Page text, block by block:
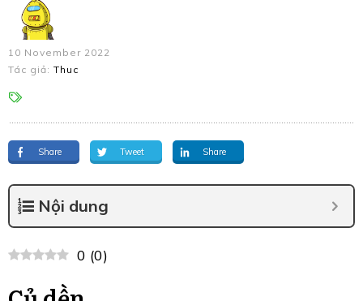
10 November 2022
Tác giả: Thuc
Share Tweet Share
Nội dung
0 (0)